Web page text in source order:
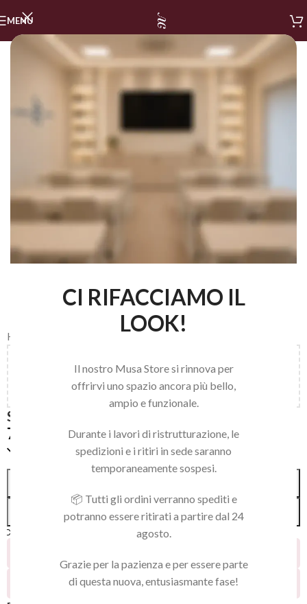
CI RIFACCIAMO IL
LOOK!
Il nostro Musa Store si rinnova per
offrirvi uno spazio ancora più bello,
ampio e funzionale.
Durante i lavori di ristrutturazione, le
spedizioni e i ritiri in sede saranno
temporaneamente sospesi.
📦 Tutti gli ordini verranno spediti e
potranno essere ritirati a partire dal 24
agosto.
Grazie per la pazienza e per essere parte
di questa nuova, entusiasmante fase!
MENU
Home
150,00€al carrello e ottieni la spedizione
SPINGICUTICOLE GUMMY 10/2 Y
7,50
Solo 1 pezzi disponibili
ACQUISTA SUBITO
Aggiungi alla lista dei desideri
Prodotti venduti negli ultimi 2 giorni